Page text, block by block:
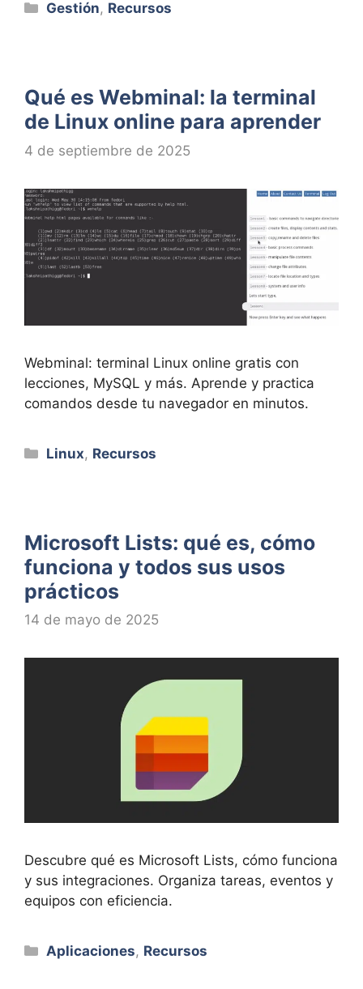
Categorías
Gestión, Recursos
Qué es Webminal: la terminal
de Linux online para aprender
4 de septiembre de 2025
Webminal: terminal Linux online gratis con
lecciones, MySQL y más. Aprende y practica
comandos desde tu navegador en minutos.
Categorías
Linux, Recursos
Microsoft Lists: qué es, cómo
funciona y todos sus usos
prácticos
14 de mayo de 2025
Descubre qué es Microsoft Lists, cómo funciona
y sus integraciones. Organiza tareas, eventos y
equipos con eficiencia.
Categorías
Aplicaciones, Recursos